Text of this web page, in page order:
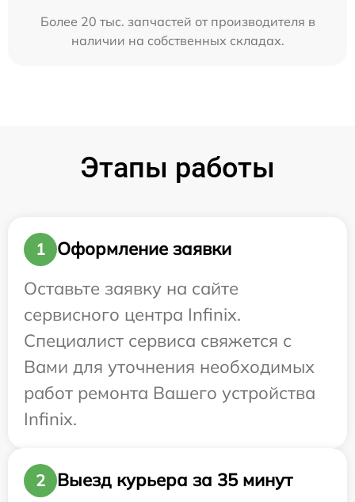
Более 20 тыс. запчастей от производителя в
наличии на собственных складах.
Этапы работы
1
Оформление заявки
Оставьте заявку на сайте
сервисного центра Infinix.
Специалист сервиса свяжется с
Вами для уточнения необходимых
работ ремонта Вашего устройства
Infinix.
2
Выезд курьера за 35 минут